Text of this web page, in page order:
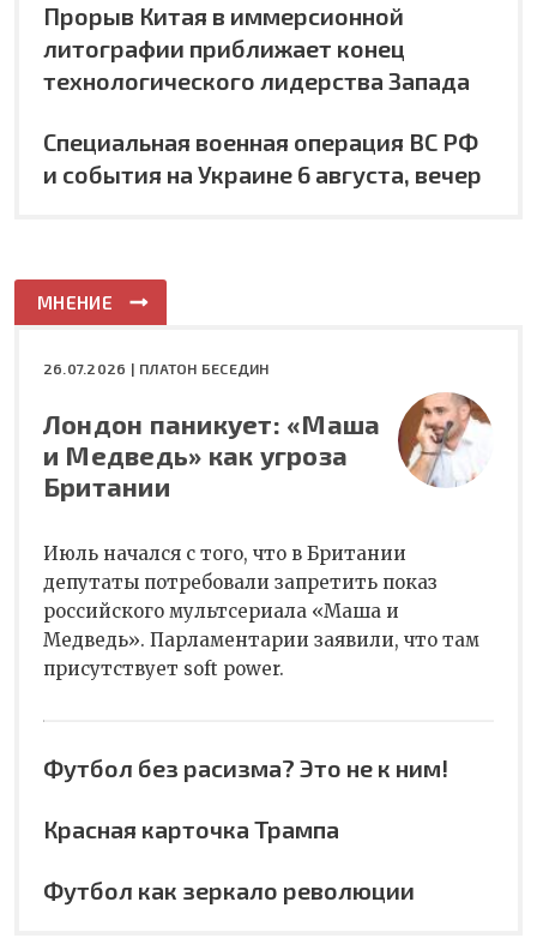
Прорыв Китая в иммерсионной
литографии приближает конец
технологического лидерства Запада
Специальная военная операция ВС РФ
и события на Украине 6 августа, вечер
МНЕНИЕ
26.07.2026 | ПЛАТОН БЕСЕДИН
Лондон паникует: «Маша
и Медведь» как угроза
Британии
Июль начался с того, что в Британии
депутаты потребовали запретить показ
российского мультсериала «Маша и
Медведь». Парламентарии заявили, что там
присутствует soft power.
Футбол без расизма? Это не к ним!
Красная карточка Трампа
Футбол как зеркало революции